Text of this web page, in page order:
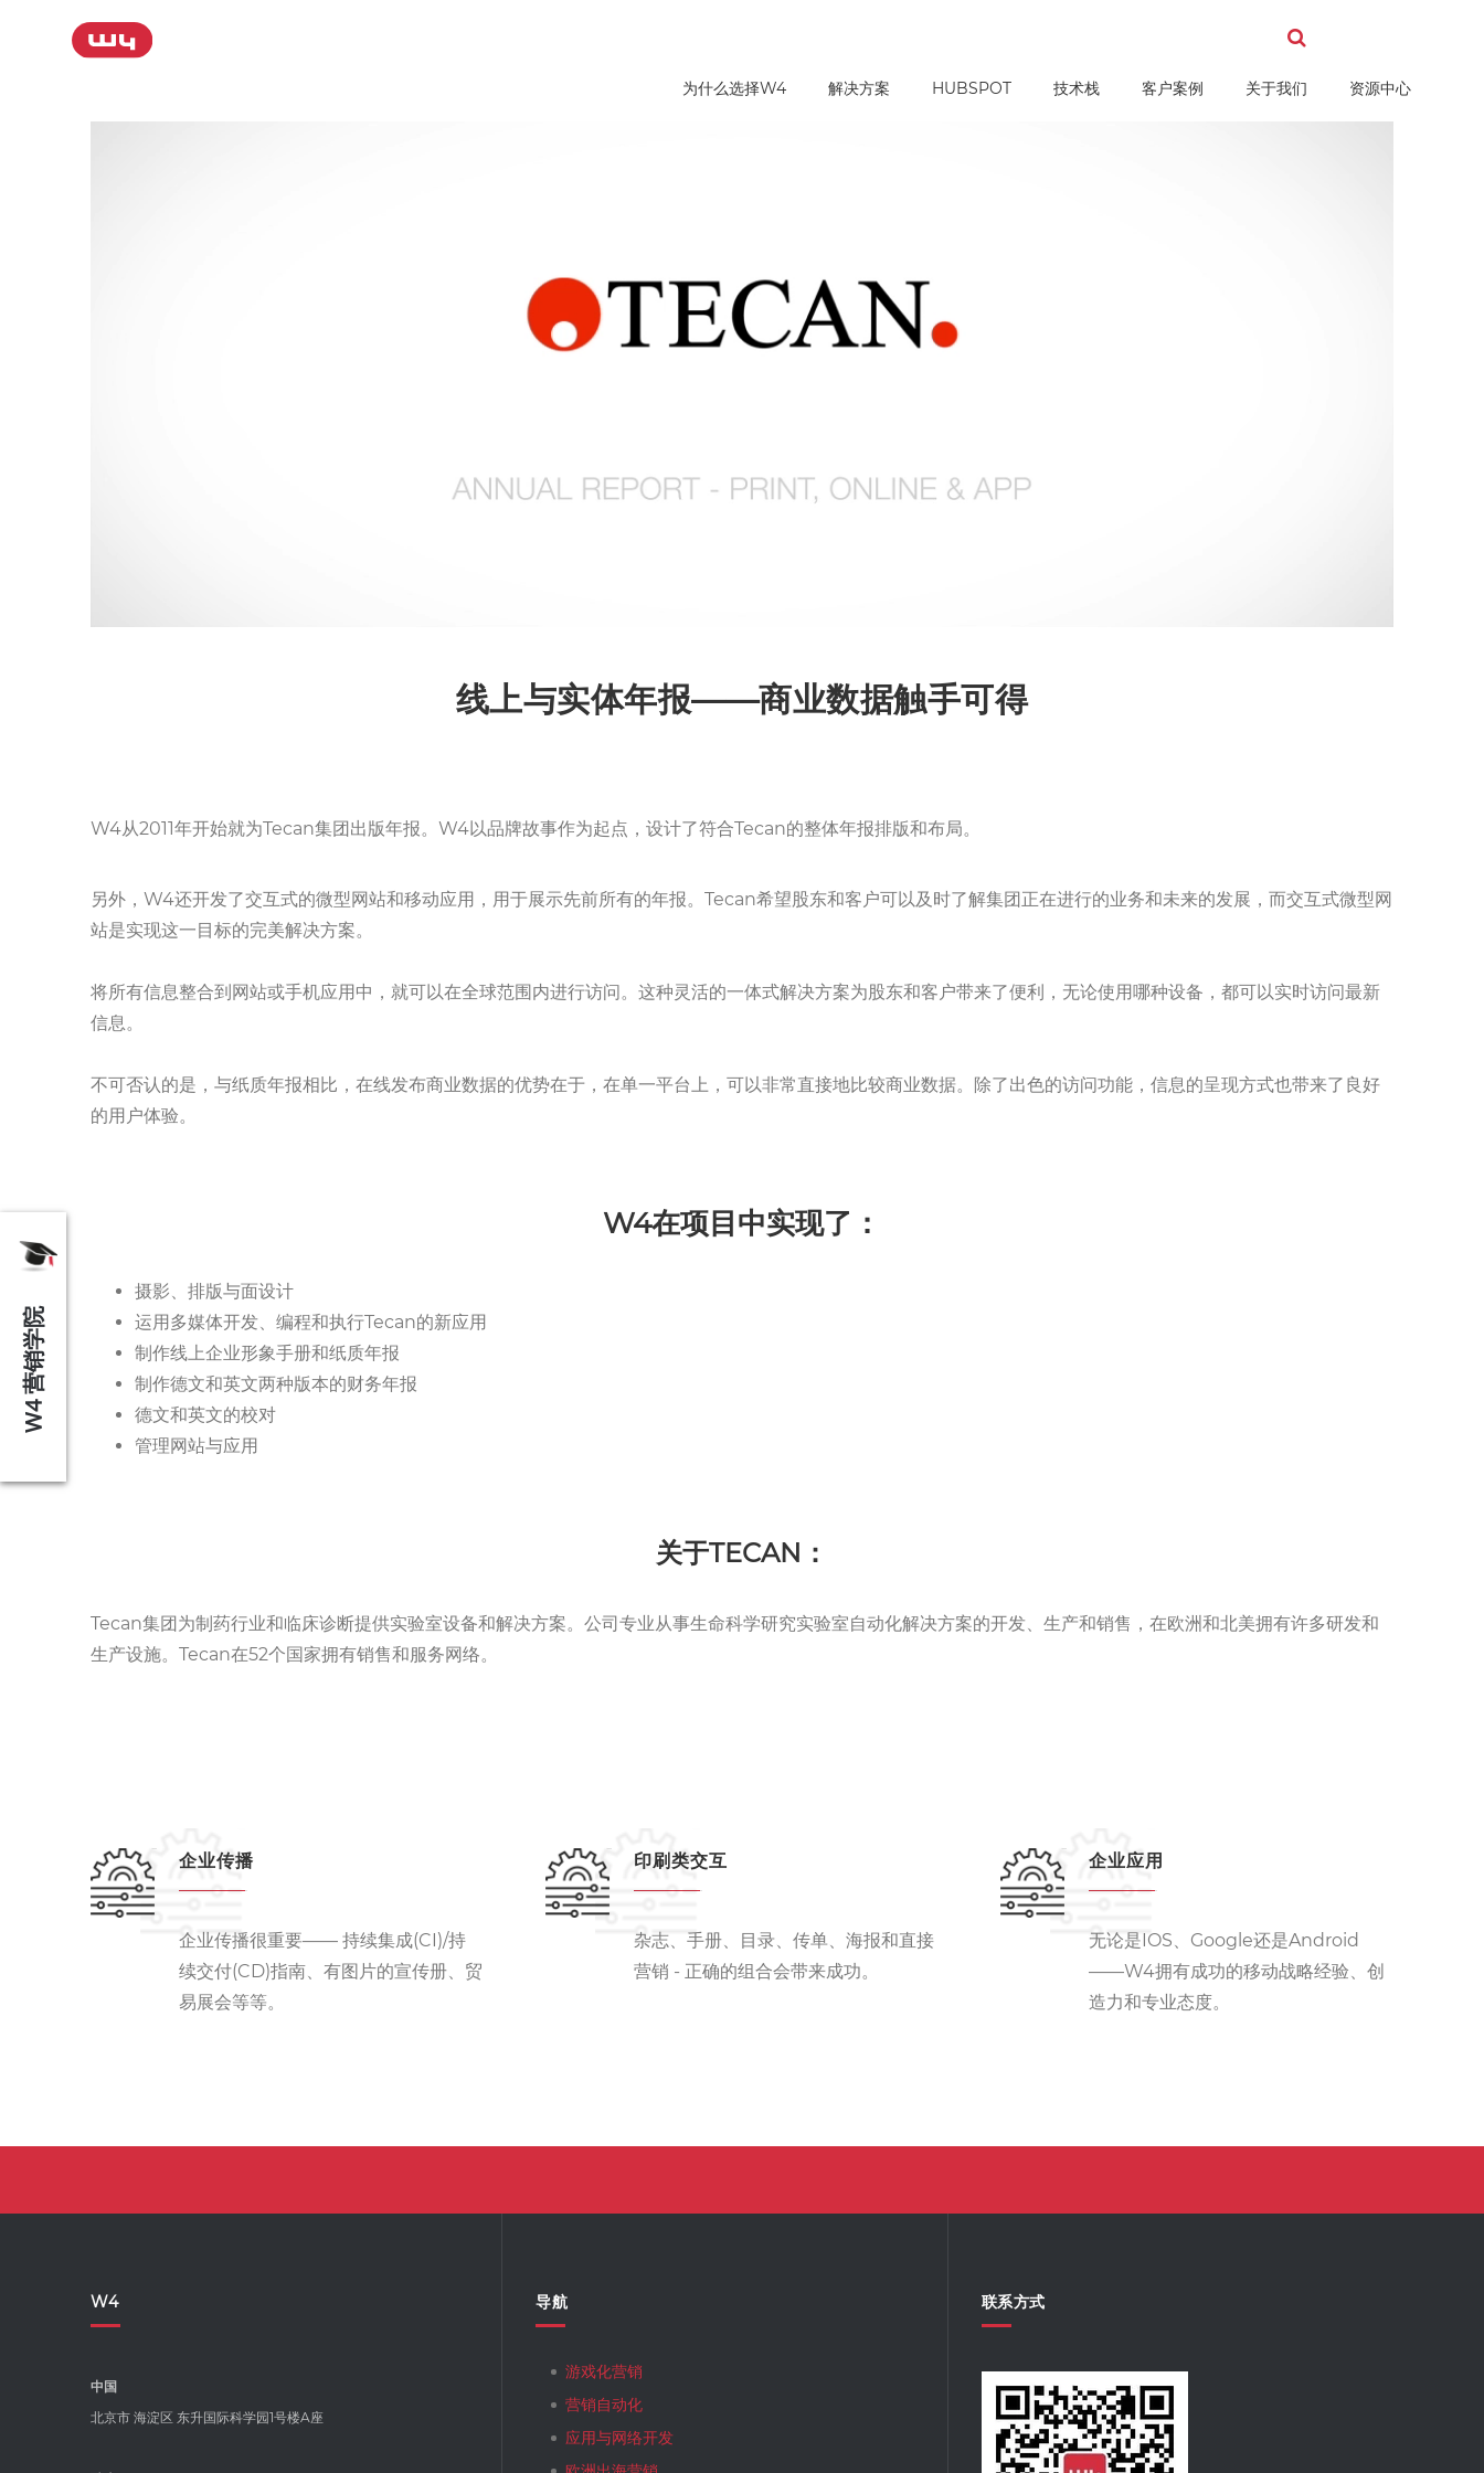
为什么选择W4 解决方案 HUBSPOT 技术栈 客户案例 关于我们 资源中心
W4 营销学院
线上与实体年报——商业数据触手可得
W4从2011年开始就为Tecan集团出版年报。W4以品牌故事作为起点，设计了符合Tecan的整体年报排版和布局。
另外，W4还开发了交互式的微型网站和移动应用，用于展示先前所有的年报。Tecan希望股东和客户可以及时了解集团正在进行的业务和未来的发展，而交互式微型网
站是实现这一目标的完美解决方案。
将所有信息整合到网站或手机应用中，就可以在全球范围内进行访问。这种灵活的一体式解决方案为股东和客户带来了便利，无论使用哪种设备，都可以实时访问最新
信息。
不可否认的是，与纸质年报相比，在线发布商业数据的优势在于，在单一平台上，可以非常直接地比较商业数据。除了出色的访问功能，信息的呈现方式也带来了良好
的用户体验。
W4在项目中实现了：
摄影、排版与面设计
运用多媒体开发、编程和执行Tecan的新应用
制作线上企业形象手册和纸质年报
制作德文和英文两种版本的财务年报
德文和英文的校对
管理网站与应用
关于TECAN：
Tecan集团为制药行业和临床诊断提供实验室设备和解决方案。公司专业从事生命科学研究实验室自动化解决方案的开发、生产和销售，在欧洲和北美拥有许多研发和
生产设施。Tecan在52个国家拥有销售和服务网络。
企业传播
企业传播很重要—— 持续集成(CI )/持
续交付(CD)指南、 有图片的宣传册、贸
易展会等等。
印刷类交互
杂志、手册、目录、传单、海报和直接
营销 - 正确的组合会带来成功。
企业应用
无论是IOS、Google还是Android
——W4拥有成功的移动战略经验、创
造力和专业态度。
W4
中国
北京市 海淀区 东升国际科学园1号楼A座
导航
游戏化营销
营销自动化
应用与网络开发
联系方式